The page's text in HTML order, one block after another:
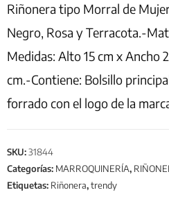
Riñonera tipo Morral de
Negro, Rosa y Terracota.-
Medidas: Alto 15 cm x Ancho
cm.-Contiene: Bolsillo
forrado con el logo de la
SKU:31844
Categorías: MARROQUINERÍA,
Etiquetas: Riñonera,trendy